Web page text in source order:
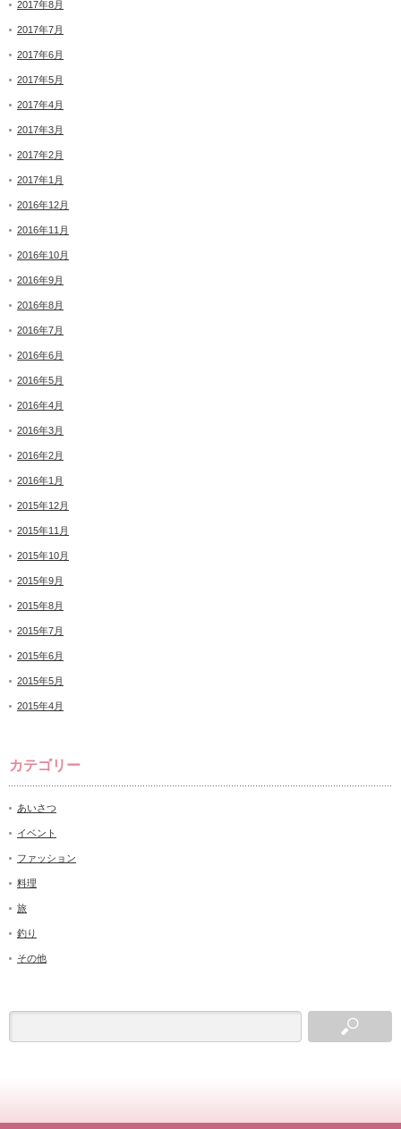
2017年8月
2017年7月
2017年6月
2017年5月
2017年4月
2017年3月
2017年2月
2017年1月
2016年12月
2016年11月
2016年10月
2016年9月
2016年8月
2016年7月
2016年6月
2016年5月
2016年4月
2016年3月
2016年2月
2016年1月
2015年12月
2015年11月
2015年10月
2015年9月
2015年8月
2015年7月
2015年6月
2015年5月
2015年4月
カテゴリー
あいさつ
イベント
ファッション
料理
旅
釣り
その他